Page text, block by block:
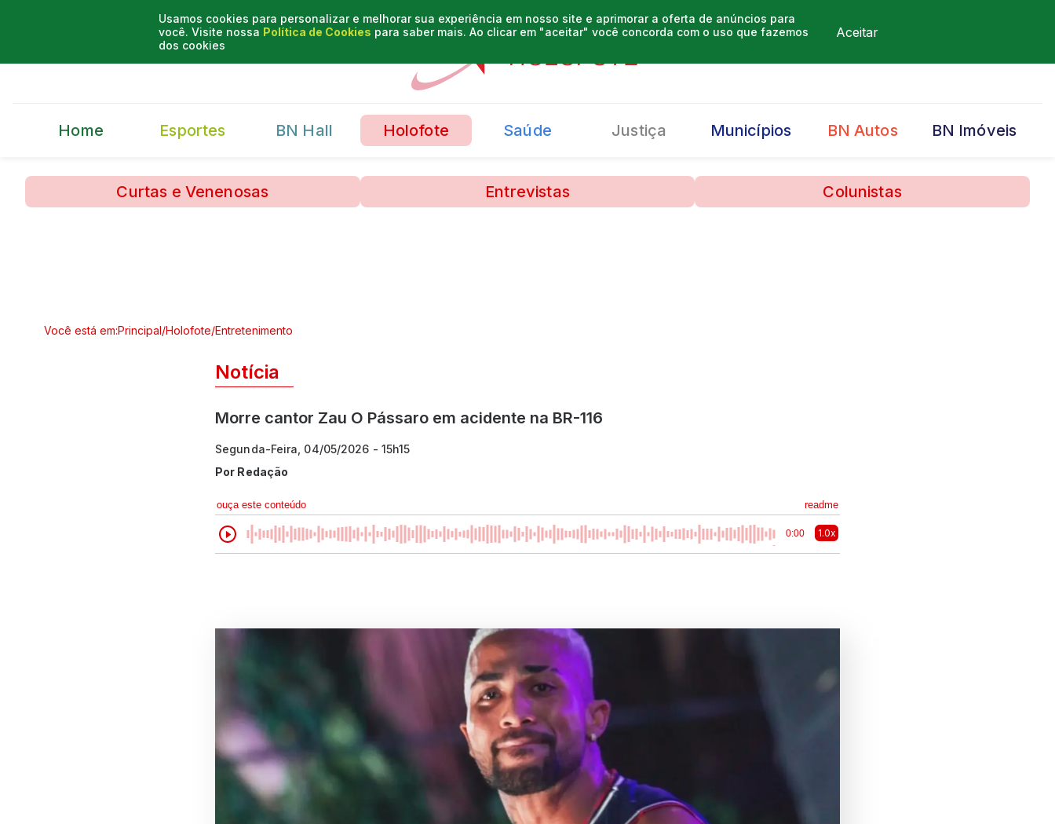
Usamos cookies para personalizar e melhorar sua experiência em nosso site e aprimorar a oferta de anúncios para
você. Visite nossa Política de Cookies para saber mais. Ao clicar em "aceitar" você concorda com o uso que fazemos
dos cookies
Aceitar
Home Esportes BN Hall Holofote Saúde Justiça Municípios BN Autos BN Imóveis
Curtas e Venenosas Entrevistas Colunistas
Você está em:Principal/Holofote/Entretenimento
Notícia
Morre cantor Zau O Pássaro em acidente na BR-116
Segunda-Feira, 04/05/2026 - 15h15
Por Redação
ouça este conteúdo readme
0:00 1.0x